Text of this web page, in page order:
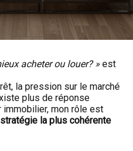
acheter ou louer? » est
la pression sur le marché
plus de réponse
immobilier, mon rôle est
la plus cohérente